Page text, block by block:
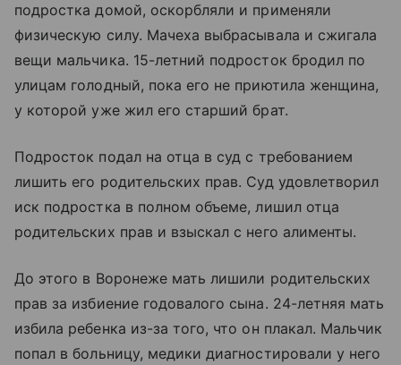
подростка домой, оскорбляли и применяли
физическую силу. Мачеха выбрасывала и сжигала
вещи мальчика. 15-летний подросток бродил по
улицам голодный, пока его не приютила женщина,
у которой уже жил его старший брат.
Подросток подал на отца в суд с требованием
лишить его родительских прав. Суд удовлетворил
иск подростка в полном объеме, лишил отца
родительских прав и взыскал с него алименты.
До этого в Воронеже мать лишили родительских
прав за избиение годовалого сына. 24-летняя мать
избила ребенка из-за того, что он плакал. Мальчик
попал в больницу, медики диагностировали у него